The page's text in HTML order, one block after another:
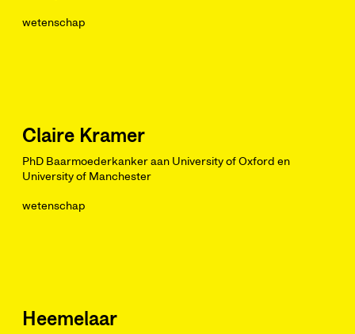
wetenschap
Claire Kramer
PhD Baarmoederkanker aan University of Oxford en
University of Manchester
wetenschap
Heemelaar